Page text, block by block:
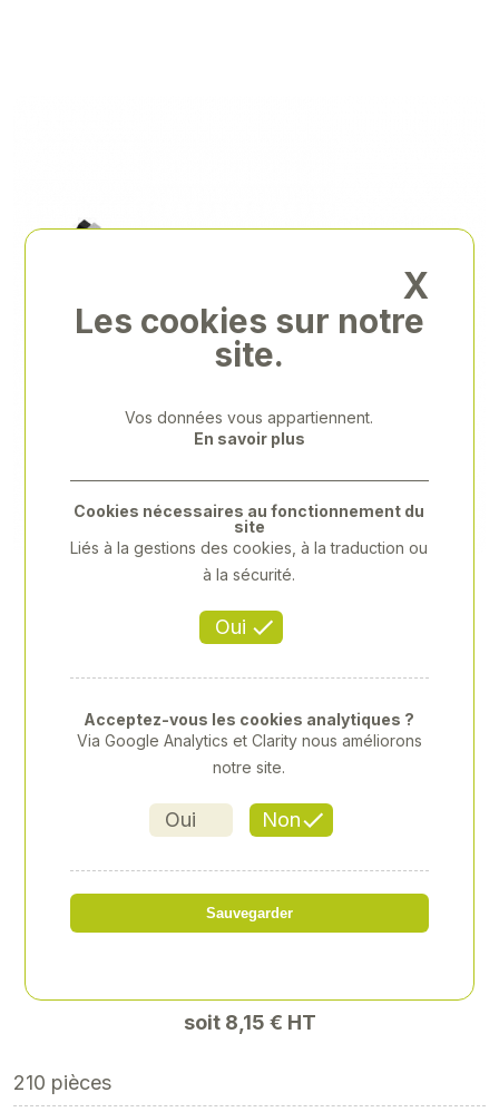
TOURNEVIS 210 PIECES XX
Référence: XY-XYTS1012
soit 8,15 € HT
210 pièces
X
Les cookies sur notre
site.
Vos données vous appartiennent.
En savoir plus
Oui
Cookies nécessaires au fonctionnement du
site
Liés à la gestions des cookies, à la traduction ou
à la sécurité.
Oui Non
Acceptez-vous les cookies analytiques ?
Via Google Analytics et Clarity nous améliorons
notre site.
Sauvegarder